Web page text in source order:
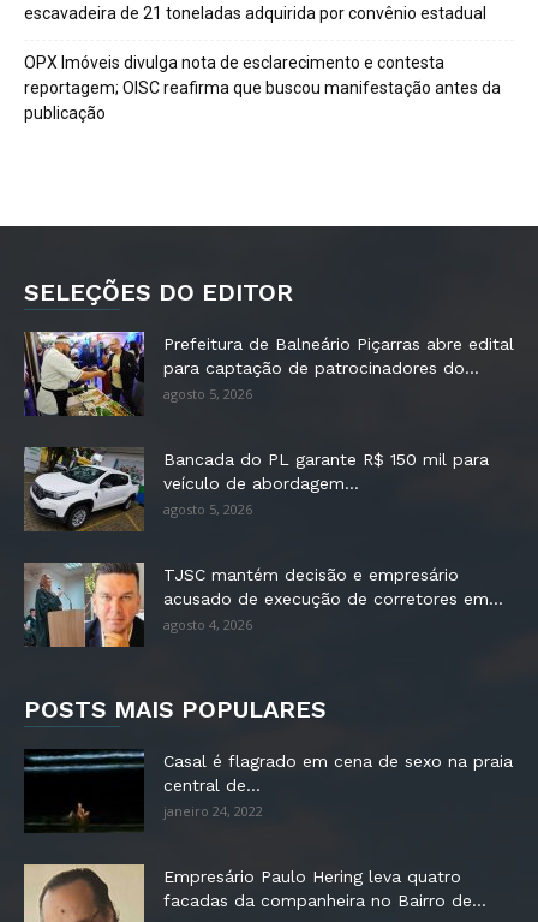
escavadeira de 21 toneladas adquirida por convênio estadual
OPX Imóveis divulga nota de esclarecimento e contesta
reportagem; OISC reafirma que buscou manifestação antes da
publicação
SELEÇÕES DO EDITOR
Prefeitura de Balneário Piçarras abre edital
para captação de patrocinadores do...
agosto 5, 2026
Bancada do PL garante R$ 150 mil para
veículo de abordagem...
agosto 5, 2026
TJSC mantém decisão e empresário
acusado de execução de corretores em...
agosto 4, 2026
POSTS MAIS POPULARES
Casal é flagrado em cena de sexo na praia
central de...
janeiro 24, 2022
Empresário Paulo Hering leva quatro
facadas da companheira no Bairro de...